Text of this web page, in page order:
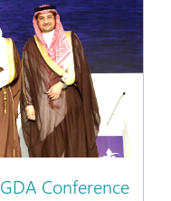
GDA Conference